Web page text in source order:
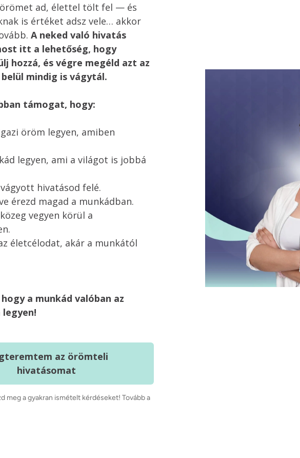
örömet ad, élettel tölt fel — és
is értéket adsz vele… akkor
A neked való hivatás
itt a lehetőség, hogy
hozzá, és végre megéld azt az
mindig is vágytál.
támogat, hogy:
öröm legyen, amiben
legyen, ami a világot is jobbá
hivatásod felé.
érezd magad a munkádban.
vegyen körül a
életcélodat, akár a munkától
a munkád valóban az
az örömteli
hivatásomat
meg a gyakran ismételt kérdéseket! Tovább a